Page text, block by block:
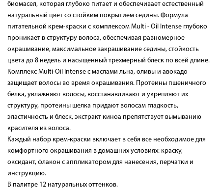
биомасел, которая глубоко питает и обеспечивает естественный
натуральный цвет со стойким покрытием седины. Формула
питательной крем-краски с комплексом Multi - Oil Intense глубоко
проникает в структуру волоса, обеспечивая равномерное
окрашивание, максимальное закрашивание седины, стойкость
цвета до 8 недель и насыщенный трехмерный блеск по всей длине.
Комплекс Multi-Oil Intense с маслами льна, оливы и авокадо
защищает волосы во время окрашивания. Протеины пшеничного
белка, увлажняют волосы, восстанавливают и укрепляют их
структуру, протеины шелка придают волосам гладкость,
эластичность и блеск, экстракт киноа препятствует вымыванию
красителя из волоса.
Каждый набор крем-краски включает в себя все необходимое для
комфортного окрашивания в домашних условиях: краску,
оксидант, флакон с аппликатором для нанесения, перчатки и
инструкцию.
В палитре 12 натуральных оттенков.